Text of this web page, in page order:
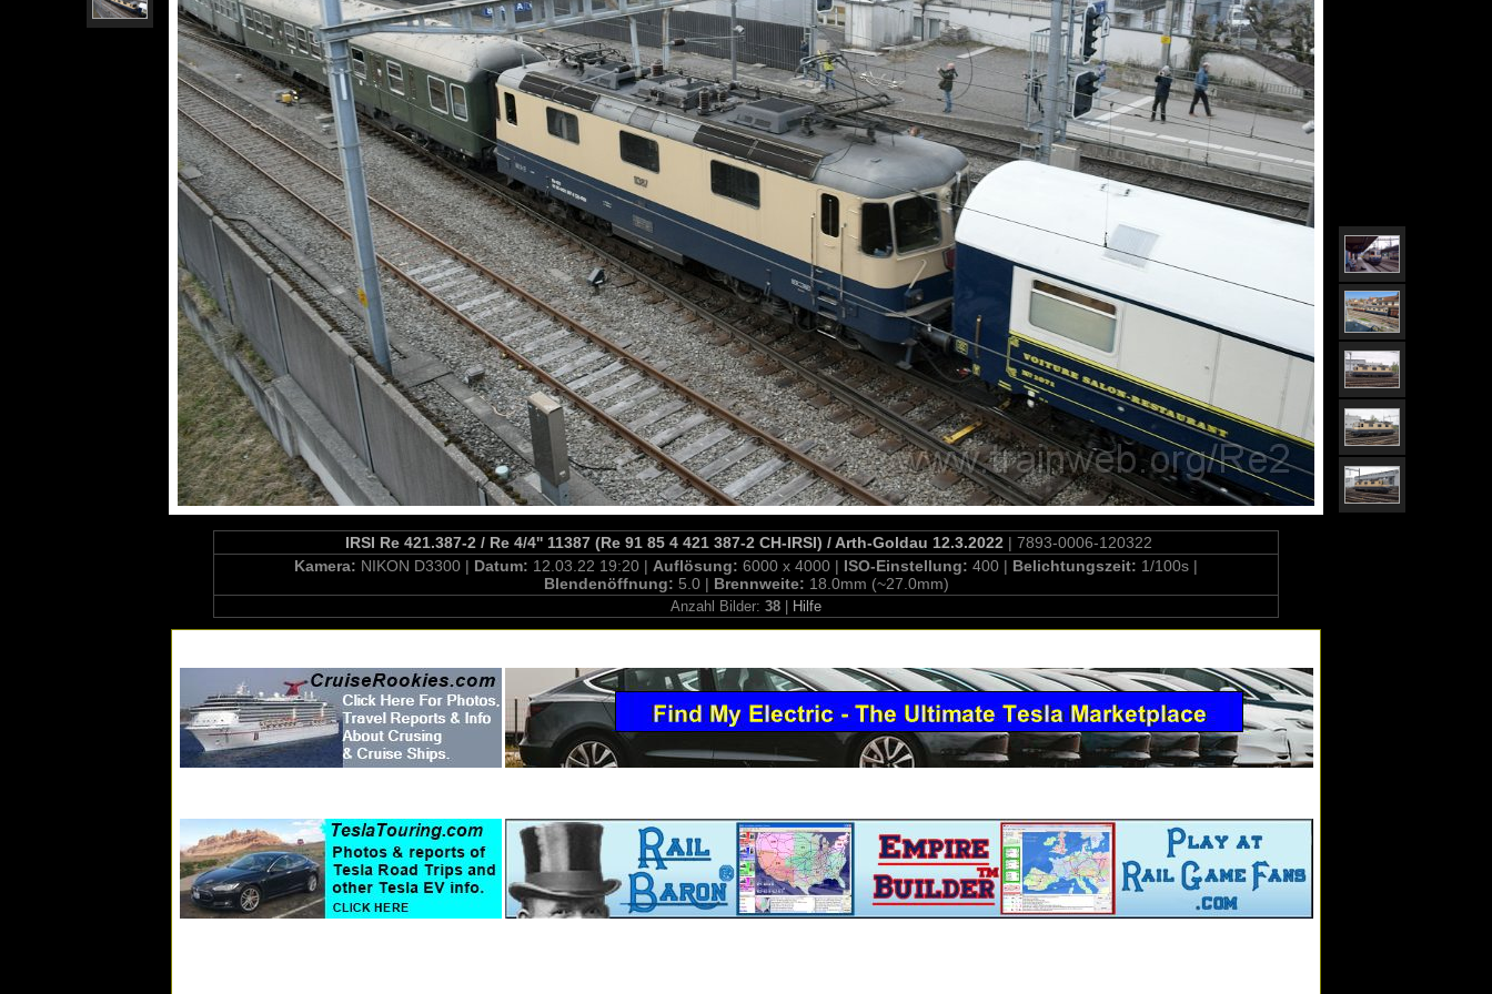
IRSI Re 421.387-2 / Re 4/4'' 11387 (Re 91 85 4 421 387-2 CH-IRSI) / Arth-Goldau 12.3.2022 | 7893-0006-120322
Kamera: NIKON D3300 | Datum: 12.03.22 19:20 | Auflösung: 6000 x 4000 | ISO-Einstellung: 400 | Belichtungszeit: 1/100s |
Blendenöffnung: 5.0 | Brennweite: 18.0mm (~27.0mm)
Anzahl Bilder: 38 Hilfe